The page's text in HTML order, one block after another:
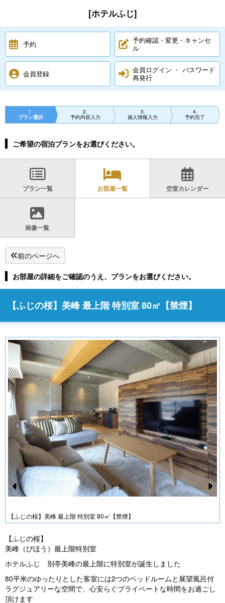
[ホテルふじ]
予約
予約確認・変更・キャンセ
ル
会員登録
会員ログイン ・ パスワード
再発行
1
プラン選択
2
予約内容入力
3
個人情報入力
4
予約完了
ご希望の宿泊プランをお選びください。
プラン一覧 お部屋一覧 空室カレンダー
画像一覧
前のページへ
お部屋の詳細をご確認のうえ、プランをお選びください。
【ふじの桜】美峰 最上階 特別室 80㎡【禁煙】
Pr
e
o
u
s
【ふじの桜】美峰 最上階 特別室 80㎡【禁煙】
N
1 / 5
【ふじの桜】
美峰（びほう）最上階特別室
ホテルふじ 別亭美峰の最上階に特別室が誕生しました
80平米のゆったりとした客室には2つのベッドルームと展望風呂付
ラグジュアリーな空間で、心安らぐプライベートな時間をお過ごし
頂けます